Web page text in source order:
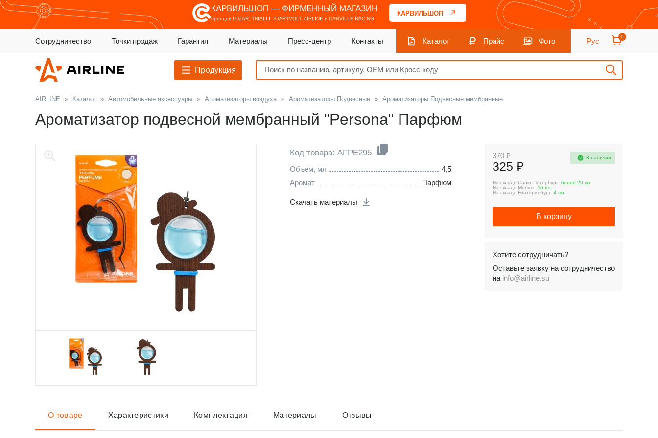
КАРВИЛЬШОП — ФИРМЕННЫЙ МАГАЗИН
брендов LUZAR, TRIALLI, STARTVOLT, AIRLINE и CARVILLE RACING
КАРВИЛЬШОП
Сотрудничество Точки продаж Гарантия Материалы Пресс-центр Контакты Каталог Прайс Фото Рус
0
Продукция
AIRLINE » Каталог » Автомобильные аксессуары » Ароматизаторы воздуха » Ароматизаторы Подвесные » Ароматизаторы Подвесные мембранные
Ароматизатор подвесной мембранный "Persona" Парфюм
Код товара: AFPE295
Объём, мл
4,5
Аромат
Парфюм
Скачать материалы
370 ₽
325 ₽
В наличии
На складе Санкт-Петербург :более 20 шт.
На складе Москва :16 шт.
На складе Екатеринбург :4 шт.
В корзину
Хотите сотрудничать?
Оставьте заявку на сотрудничество
на info@airline.su
О товаре Характеристики Комплектация Материалы Отзывы